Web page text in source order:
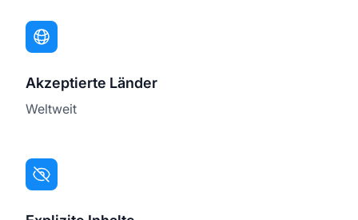
Akzeptierte Länder
Weltweit